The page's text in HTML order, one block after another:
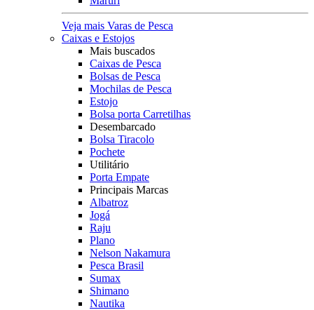
Veja mais Varas de Pesca
Caixas e Estojos
Mais buscados
Caixas de Pesca
Bolsas de Pesca
Mochilas de Pesca
Estojo
Bolsa porta Carretilhas
Desembarcado
Bolsa Tiracolo
Pochete
Utilitário
Porta Empate
Principais Marcas
Albatroz
Jogá
Raju
Plano
Nelson Nakamura
Pesca Brasil
Sumax
Shimano
Nautika